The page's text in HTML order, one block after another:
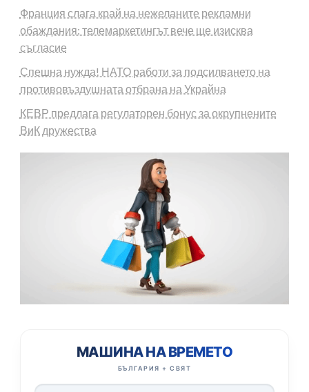
Франция слага край на нежеланите рекламни
обаждания: телемаркетингът вече ще изисква
съгласие
Спешна нужда! НАТО работи за подсилването на
противовъздушната отбрана на Украйна
КЕВР предлага регулаторен бонус за окрупнените
ВиК дружества
МАШИНА НА ВРЕМЕТО
БЪЛГАРИЯ + СВЯТ